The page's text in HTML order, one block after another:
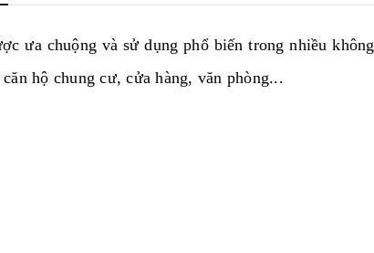
ưa chuộng và sử dụng phổ biến trong nhiều không
hộ chung cư, cửa hàng, văn phòng...